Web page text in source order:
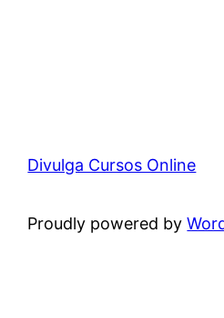
Divulga Cursos Online
Proudly powered by